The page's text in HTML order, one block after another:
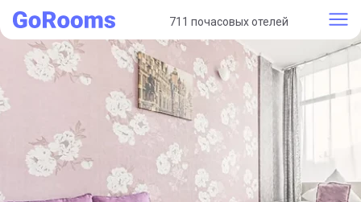
711 почасовых отелей